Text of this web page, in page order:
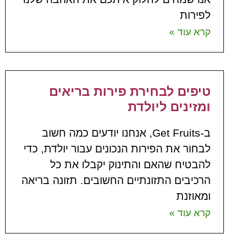
לפירות
קרא עוד »
טיפים לבחירת פירות בריאים
ומזינים ליולדת
ב-Get Fruits, אנחנו יודעים כמה חשוב
לבחור את הפירות הנכונים עבור יולדת, כדי
להבטיח שהאם והתינוק יקבלו את כל
הרכיבים התזונתיים החשובים. תזונה בריאה
ומאוזנת
קרא עוד »